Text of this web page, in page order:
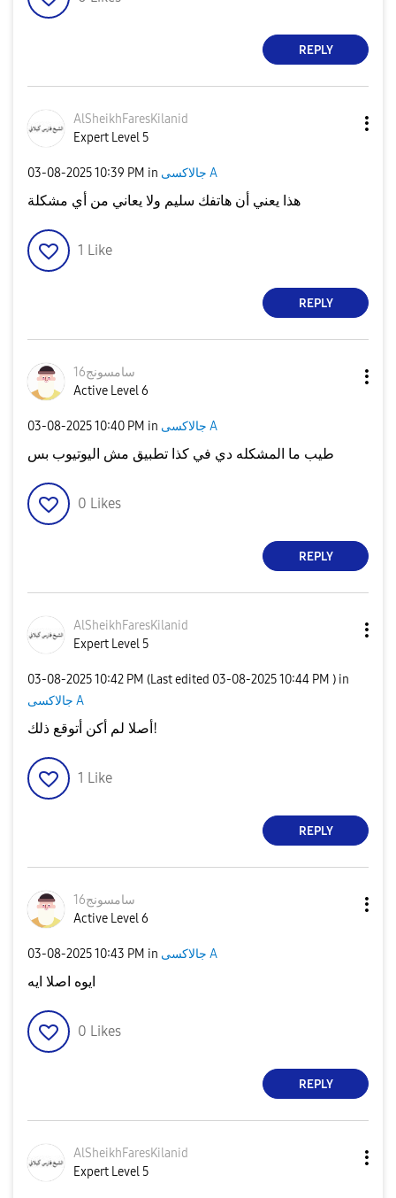
REPLY
AlSheikhFaresKilanid
Expert Level 5
‎03-08-202510:39 PM in جالاكسى A
هذا يعني أن هاتفك سليم ولا يعاني من أي مشكلة
1 Like
REPLY
سامسونج16
Active Level 6
‎03-08-202510:40 PM in جالاكسى A
طيب ما المشكله دي في كذا تطبيق مش اليوتيوب بس
0 Likes
REPLY
AlSheikhFaresKilanid
Expert Level 5
‎03-08-202510:42 PM (Last edited ‎03-08-202510:44 PM ) in
جالاكسى A
أصلا لم أكن أتوقع ذلك!
1 Like
REPLY
سامسونج16
Active Level 6
‎03-08-202510:43 PM in جالاكسى A
ايوه اصلا ايه
0 Likes
REPLY
AlSheikhFaresKilanid
Expert Level 5